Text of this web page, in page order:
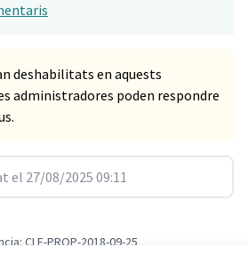
deshabilitats en aquests
administradores poden respondre
el 27/08/2025 09:11
CLF-PROP-2018-09-25